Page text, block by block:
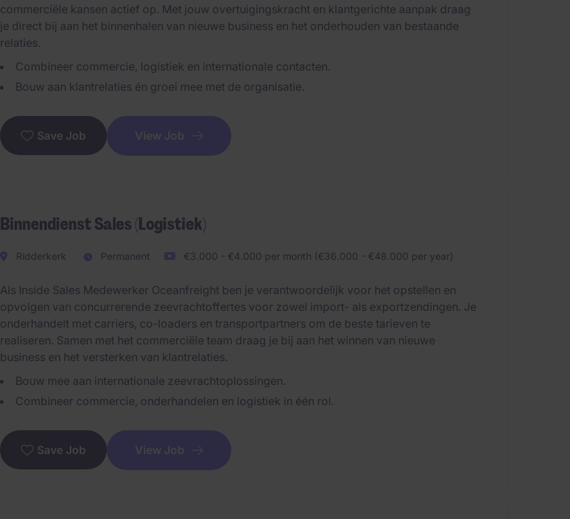
commerciële kansen actief op. Met jouw overtuigingskracht en klantgerichte aanpak draag
je direct bij aan het binnenhalen van nieuwe business en het onderhouden van bestaande
relaties.
Combineer commercie, logistiek en internationale contacten.
Bouw aan klantrelaties én groei mee met de organisatie.
Save Job View Job
Binnendienst Sales (Logistiek)
Ridderkerk Permanent €3.000 - €4.000 per month (€36.000 - €48.000 per year)
Als Inside Sales Medewerker Oceanfreight ben je verantwoordelijk voor het opstellen en
opvolgen van concurrerende zeevrachtoffertes voor zowel import- als exportzendingen. Je
onderhandelt met carriers, co-loaders en transportpartners om de beste tarieven te
realiseren. Samen met het commerciële team draag je bij aan het winnen van nieuwe
business en het versterken van klantrelaties.
Bouw mee aan internationale zeevrachtoplossingen.
Combineer commercie, onderhandelen en logistiek in één rol.
Save Job View Job